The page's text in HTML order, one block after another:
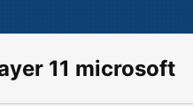
11 microsoft